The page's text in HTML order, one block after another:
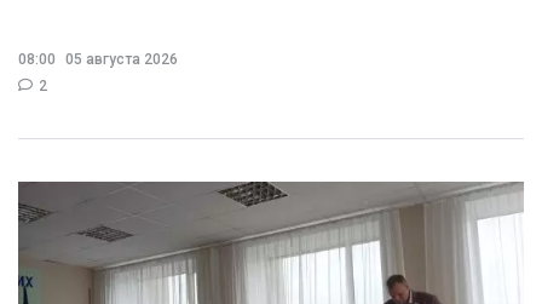
08:00
05 августа 2026
2